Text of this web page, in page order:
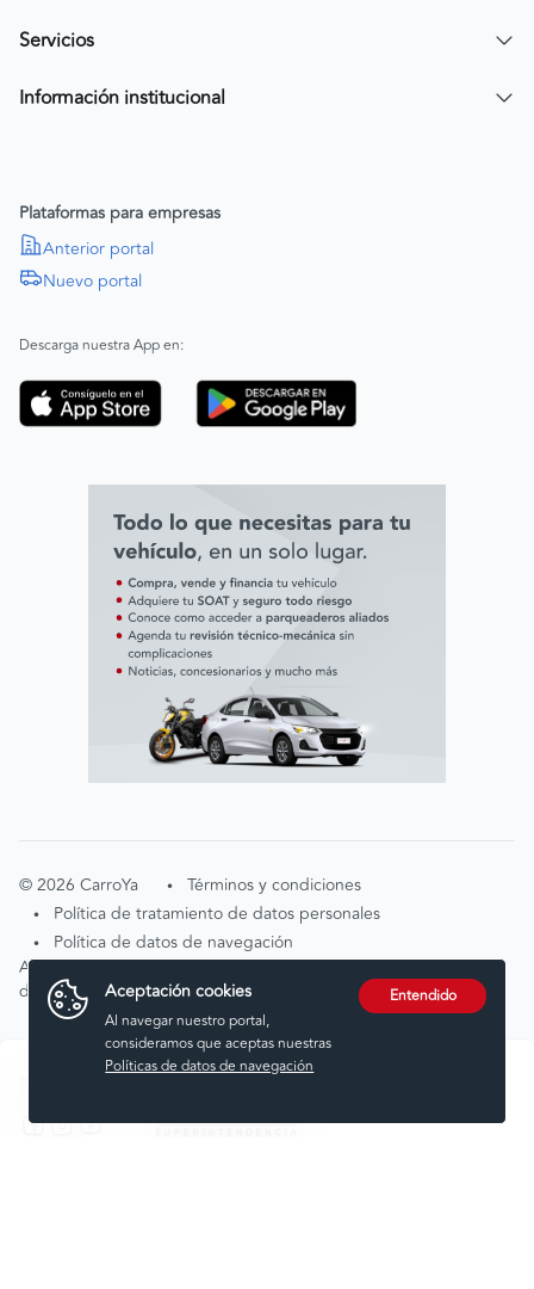
Compra tu SOAT
Servicios
Compra y Venta Segura
Información institucional
Política de Derechos Humanos
SAGRILAFT
Código de ética
Línea ética ADL digital Lab
Descarga nuestra App en:
Plataformas para empresas
Anterior portal
Nuevo portal
©2026 CarroYa • Términos y condiciones
• Política de tratamiento de datos personales
•
Política de datos de navegación
Atención de solicitudes por tratamiento de
datostratamientodedatos@carroya.com
Aceptación cookies
Al navegar nuestro portal,
consideramos que aceptas nuestras
Políticas de datos de navegación
Entendido